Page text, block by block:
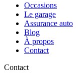
Occasions
Le garage
Assurance auto
Blog
À propos
Contact
Contact